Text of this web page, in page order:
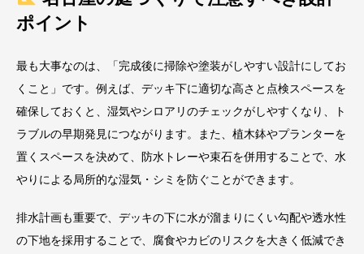
ポイント
最も大事なのは、「完成後に掃除や塗装がしやすい設計にしてお
くこと」です。例えば、デッキ下に適切な高さと点検スペースを
確保しておくと、湿気やシロアリのチェックがしやすくなり、ト
ラブルの早期発見につながります。また、植木鉢やプランターを
置くスペースを決めて、防水トレーや束石を併用することで、水
やりによる局所的な湿気・シミを防ぐことができます。
排水計画も重要で、デッキの下に水が溜まりにくい勾配や透水性
の下地を採用することで、腐食やカビのリスクを大きく低減でき